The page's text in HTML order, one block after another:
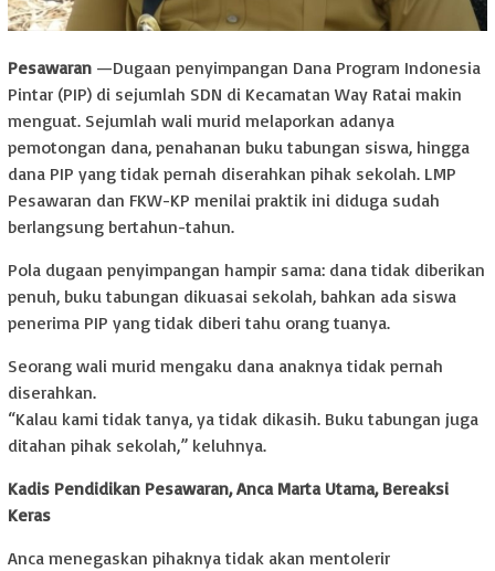
Pesawaran —Dugaan penyimpangan Dana Program Indonesia
Pintar (PIP) di sejumlah SDN di Kecamatan Way Ratai makin
menguat. Sejumlah wali murid melaporkan adanya
pemotongan dana, penahanan buku tabungan siswa, hingga
dana PIP yang tidak pernah diserahkan pihak sekolah. LMP
Pesawaran dan FKW-KP menilai praktik ini diduga sudah
berlangsung bertahun-tahun.
Pola dugaan penyimpangan hampir sama: dana tidak diberikan
penuh, buku tabungan dikuasai sekolah, bahkan ada siswa
penerima PIP yang tidak diberi tahu orang tuanya.
Seorang wali murid mengaku dana anaknya tidak pernah
diserahkan.
“Kalau kami tidak tanya, ya tidak dikasih. Buku tabungan juga
ditahan pihak sekolah,” keluhnya.
Kadis Pendidikan Pesawaran, Anca Marta Utama, Bereaksi
Keras
Anca menegaskan pihaknya tidak akan mentolerir